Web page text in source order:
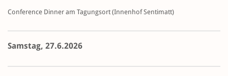
Conference Dinner am Tagungsort (Innenhof Sentimatt)
Samstag, 27.6.2026